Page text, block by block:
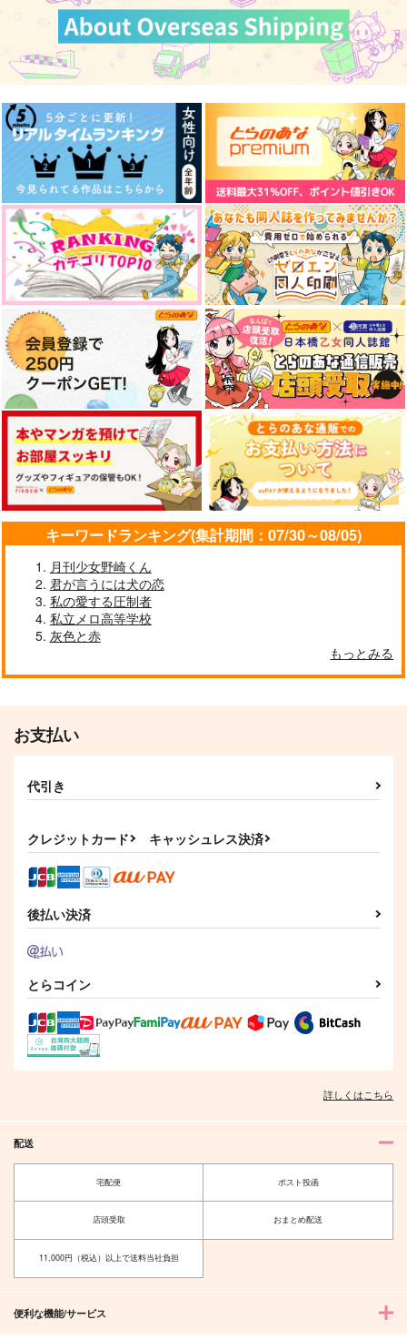
どむむむ さぶぶぶ
629円（税込）
降谷零×工藤新一
サンプル
作品詳細
わがままふるぬい と
きどきPON！
SUNSETROBO
629円（税込）
サンプル
作品詳細
すべりこみバースデ
ィ Revenge！
あおいの
（税込）
サンプル
作品詳細
スクールデイズ！
*msc
880円（税込）
降谷零×工藤新一
サンプル
作品詳細
あのコの恋にひとつ
Mommy
SUNSETROBO
787円（税込）
降谷零×工藤新一
サンプル
作品詳細
夜が明けるまで
ビターエンド
1,572円（税込）
降谷零×工藤新一
サンプル
作品詳細
VOICE2続きは猫のい
ない時間で
715円（税込）
降谷零×工藤新一
サンプル
1,572円（税込）
Wait!9 Walk with me!
soldat
降谷零×風見裕也
サンプル
作品詳細
BIRADICAL
降谷零×諸伏景光
サンプル
スクールデイズ！
*msc
専売 880円（税込）
名探偵コナン
降谷零×工藤新一
サンプル
カート
long long road.
あゆ
専売 629 （税込）
名探偵コナン
降谷零×工藤新一
サンプル
カート
VOICE2続きは猫のい
ない時間で
Snow Cat
専売 715円（税込）
名探偵コナン
降谷零×工藤新一
サンプル
カート
夜が明けるまで
降谷零×工藤新一
カート
キーワードランキング(集計期間：07/30～08/05)
月刊少女野崎くん
君が言うには犬の恋
私の愛する圧制者
私立メロ高等学校
灰色と赤
もっとみる
お支払い
代引き
クレジットカード キャッシュレス決済
後払い決済
とらコイン
詳しくはこちら
配送
宅配便 ポスト投函
店頭受取 おまとめ配送
11,000円（税込）以上で送料当社負担
便利な機能/サービス